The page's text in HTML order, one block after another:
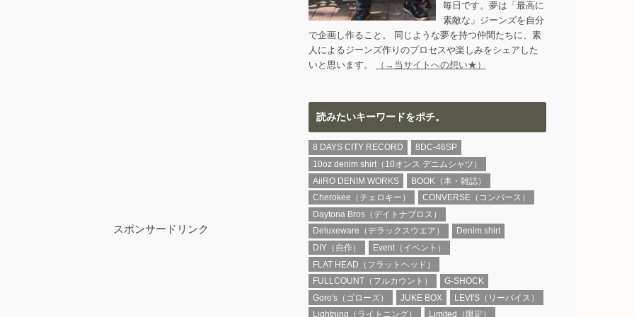
スポンサードリンク
毎日です。夢は「最高に
素敵な」ジーンズを自分
で企画し作ること。 同じような夢を持つ仲間たちに、素
人によるジーンズ作りのプロセスや楽しみをシェアした
いと思います。
（→当サイトへの想い★）
読みたいキーワードをポチ。
8 DAYS CITY RECORD
8DC-46SP
10oz denim shirt（10オンス デニムシャツ）
AiiRO DENIM WORKS
BOOK（本・雑誌）
Cherokee（チェロキー）
CONVERSE（コンバース）
Daytona Bros（デイトナブロス）
Deluxeware（デラックスウエア）
Denim shirt
DIY（自作）
Event（イベント）
FLAT HEAD（フラットヘッド）
FULLCOUNT（フルカウント）
G-SHOCK
Goro's（ゴローズ）
JUKE BOX
LEVI'S（リーバイス）
Lightning（ライトニング）
Limited（限定）